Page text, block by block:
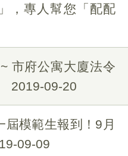
，專人幫您「配配
市府公寓大廈法令
2019-09-20
屆模範生報到！9月
09-09